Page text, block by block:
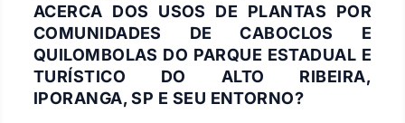
ACERCA DOS USOS DE PLANTAS POR
COMUNIDADES DE CABOCLOS E
QUILOMBOLAS DO PARQUE ESTADUAL E
TURÍSTICO DO ALTO RIBEIRA,
IPORANGA, SP E SEU ENTORNO?